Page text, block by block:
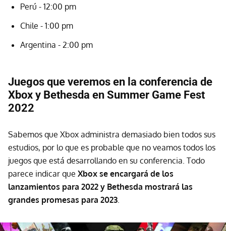
Perú - 12:00 pm
Chile - 1:00 pm
Argentina - 2:00 pm
Juegos que veremos en la conferencia de
Xbox y Bethesda en Summer Game Fest
2022
Sabemos que Xbox administra demasiado bien todos sus
estudios, por lo que es probable que no veamos todos los
juegos que está desarrollando en su conferencia. Todo
parece indicar que Xbox se encargará de los
lanzamientos para 2022 y Bethesda mostrará las
grandes promesas para 2023